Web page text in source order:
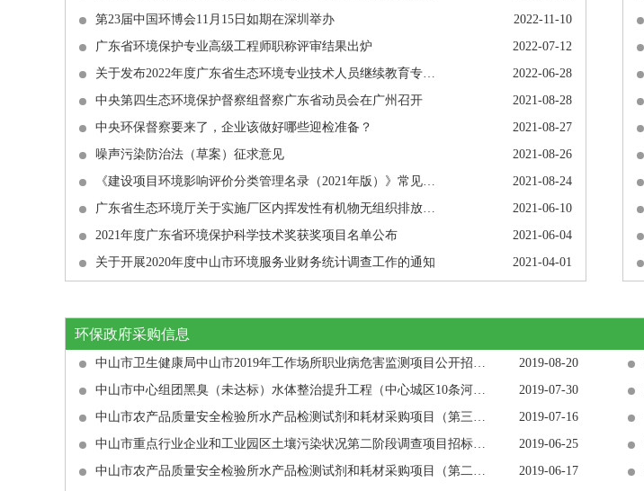
第23届中国环博会11月15日如期在深圳举办
2022-11-10
广东省环境保护专业高级工程师职称评审结果出炉
2022-07-12
关于发布2022年度广东省生态环境专业技术人员继续教育专业科目学习指南的通知
2022-06-28
中央第四生态环境保护督察组督察广东省动员会在广州召开
2021-08-28
中央环保督察要来了，企业该做好哪些迎检准备？
2021-08-27
噪声污染防治法（草案）征求意见
2021-08-26
《建设项目环境影响评价分类管理名录（2021年版）》常见问题解答
2021-08-24
广东省生态环境厅关于实施厂区内挥发性有机物无组织排放监控要求的通告（有效期至2026年7月7日）
2021-06-10
2021年度广东省环境保护科学技术奖获奖项目名单公布
2021-06-04
关于开展2020年度中山市环境服务业财务统计调查工作的通知
2021-04-01
环保政府采购信息
中山市卫生健康局中山市2019年工作场所职业病危害监测项目公开招标公告 2019-08-20
中山市中心组团黑臭（未达标）水体整治提升工程（中心城区10条河涌）--基坑监测招标公告
2019-07-30
中山市农产品质量安全检验所水产品检测试剂和耗材采购项目（第三次）（项目编号：442000-201905-123-0005）招标公告
2019-07-16
中山市重点行业企业和工业园区土壤污染状况第二阶段调查项目招标公告
2019-06-25
中山市农产品质量安全检验所水产品检测试剂和耗材采购项目（第二次）(项目编号：442000-201905-123-0005)招标公告
2019-06-17